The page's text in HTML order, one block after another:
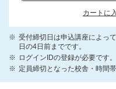
カートに
受付締切日は申込講座によっ
日の4日前までです。
ログインIDの登録が必要です。
定員締切となった校舎・時間